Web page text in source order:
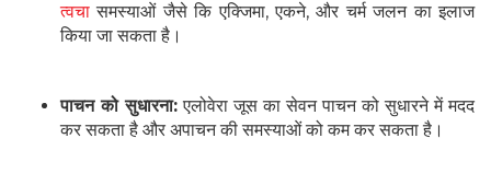
त्वचा समस्याओं जैसे कि एक्जिमा, एकने, और चर्म जलन का इलाज
किया जा सकता है।
पाचन को सुधारना: एलोवेरा जूस का सेवन पाचन को सुधारने में मदद
कर सकता है और अपाचन की समस्याओं को कम कर सकता है।